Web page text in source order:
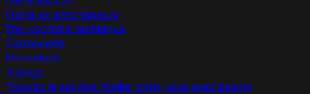
Freins et amortisseurs
Pré-contrôle technique
Carrosserie
Mécanique
Vitrage
Trouvez le service Atelier dont vous avez besoin